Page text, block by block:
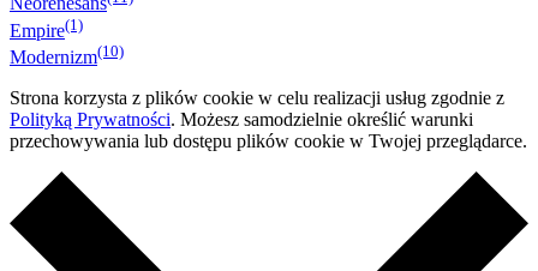
Empire(1)
Modernizm(10)
Strona korzysta z plików cookie w celu realizacji usług zgodnie z
Polityką Prywatności. Możesz samodzielnie określić warunki
przechowywania lub dostępu plików cookie w Twojej przeglądarce.